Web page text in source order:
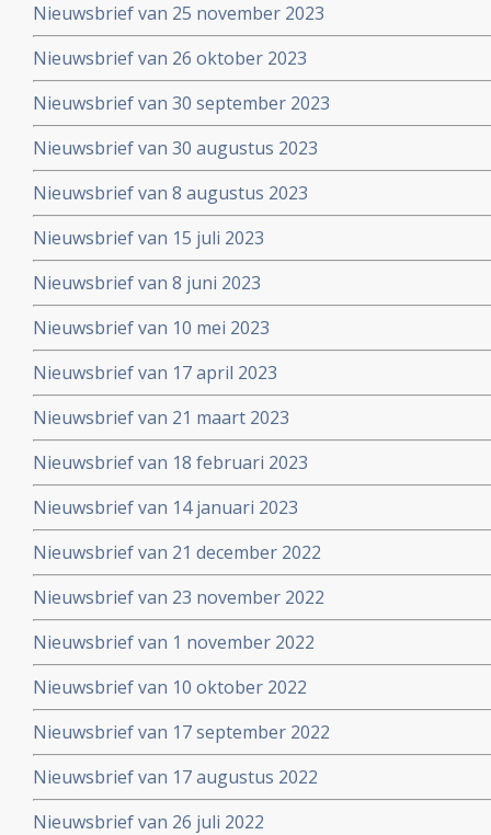
Nieuwsbrief van 25 november 2023
Nieuwsbrief van 26 oktober 2023
Nieuwsbrief van 30 september 2023
Nieuwsbrief van 30 augustus 2023
Nieuwsbrief van 8 augustus 2023
Nieuwsbrief van 15 juli 2023
Nieuwsbrief van 8 juni 2023
Nieuwsbrief van 10 mei 2023
Nieuwsbrief van 17 april 2023
Nieuwsbrief van 21 maart 2023
Nieuwsbrief van 18 februari 2023
Nieuwsbrief van 14 januari 2023
Nieuwsbrief van 21 december 2022
Nieuwsbrief van 23 november 2022
Nieuwsbrief van 1 november 2022
Nieuwsbrief van 10 oktober 2022
Nieuwsbrief van 17 september 2022
Nieuwsbrief van 17 augustus 2022
Nieuwsbrief van 26 juli 2022